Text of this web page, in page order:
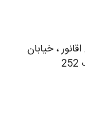
، خیابان